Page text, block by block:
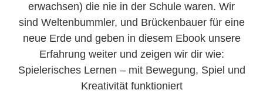
erwachsen) die nie in der Schule waren. Wir
sind Weltenbummler, und Brückenbauer für eine
neue Erde und geben in diesem Ebook unsere
Erfahrung weiter und zeigen wir dir wie:
Spielerisches Lernen – mit Bewegung, Spiel und
Kreativität funktioniert